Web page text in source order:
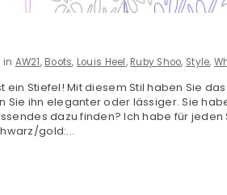
in AW21, Boots, Louis Heel, Ruby Shoo, Style,
ein Stiefel! Mit diesem Stil haben Sie
ihn eleganter oder lässiger. Sie
dazu finden? Ich habe für
gold:...